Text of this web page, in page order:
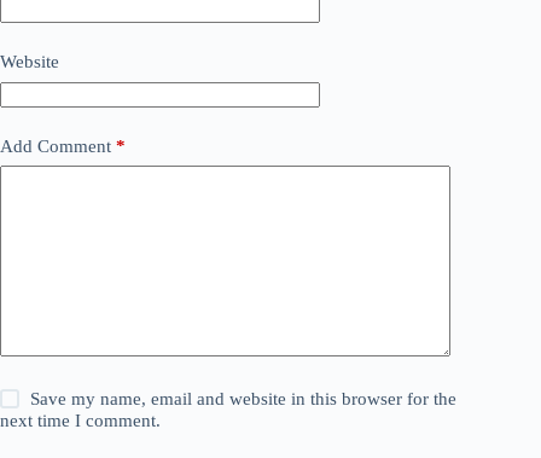
Website
Add Comment *
Save my name, email and website in this browser for the
next time I comment.